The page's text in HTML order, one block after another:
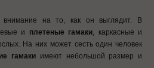
на то, как он выглядит. В
и плетеные гамаки, каркасные и
На них может сесть один человек
гамаки имеют небольшой размер и